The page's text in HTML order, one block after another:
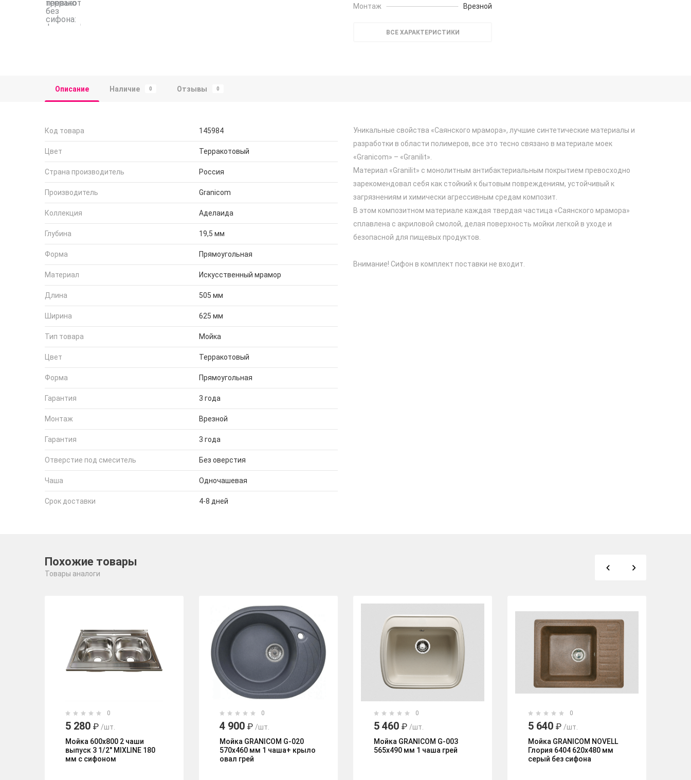
Монтаж Врезной
ВСЕ ХАРАКТЕРИСТИКИ
Описание Наличие 0 Отзывы 0
Код товара 145984
Цвет Терракотовый
Страна производитель Россия
Производитель Granicom
Коллекция Аделаида
Глубина 19,5 мм
Форма Прямоугольная
Материал Искусственный мрамор
Длина 505 мм
Ширина 625 мм
Тип товара Мойка
Цвет Терракотовый
Форма Прямоугольная
Гарантия 3 года
Монтаж Врезной
Гарантия 3 года
Отверстие под смеситель Без оверстия
Чаша Одночашевая
Срок доставки 4-8 дней
Уникальные свойства «Саянского мрамора», лучшие синтетические материалы и
разработки в области полимеров, все это тесно связано в материале моек
«Granicom» – «Granilit».
Материал «Granilit» c монолитным антибактериальным покрытием превосходно
зарекомендовал себя как стойкий к бытовым повреждениям, устойчивый к
загрязнениям и химически агрессивным средам композит.
В этом композитном материале каждая твердая частица «Саянского мрамора»
сплавлена с акриловой смолой, делая поверхность мойки легкой в уходе и
безопасной для пищевых продуктов.
Внимание! Сифон в комплект поставки не входит.
Похожие товары
Товары аналоги
0
5 280 ₽ /шт.
Мойка 600х800 2 чаши
выпуск 3 1/2" MIXLINE 180
мм с сифоном
0
4 900 ₽ /шт.
Мойка GRANICOM G-020
570х460 мм 1 чаша+ крыло
овал грей
0
5 460 ₽ /шт.
Мойка GRANICOM G-003
565х490 мм 1 чаша грей
0
5 640 ₽ /шт.
Мойка GRANICOM NOVELL
Глория 6404 620х480 мм
серый без сифона